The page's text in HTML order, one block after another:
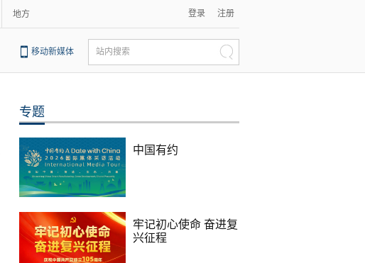
地方 登录 注册
移动新媒体 站内搜索
专题
中国有约
牢记初心使命 奋进复
兴征程